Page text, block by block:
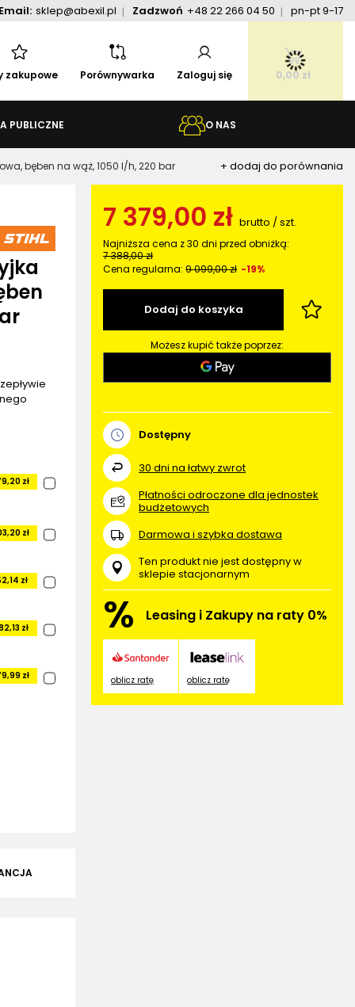
Email: sklep@abexil.pl Zadzwoń +48 22 266 04 50 pn-pt 9-17
zakupowe Porównywarka Zaloguj się 0,00 zł
PUBLICZNE O NAS
bęben na wąż, 1050 l/h, 220 bar + dodaj do porównania
zł
zł
zł
zł
zł
7 379,00 zł brutto /szt.
Najniższa cena z 30 dni przed obniżką:
7 388,00 zł
Cena regularna:9 099,00 zł -19%
Dodaj do koszyka
Możesz kupić także poprzez:
Dostępny
30 dni na łatwy zwrot
Płatności odroczone dla jednostek
budżetowych
Darmowa i szybka dostawa
Ten produkt nie jest dostępny w
sklepie stacjonarnym
% Leasing i Zakupy na raty 0%
oblicz ratę oblicz ratę